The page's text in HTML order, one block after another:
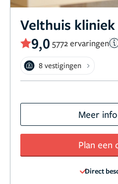
Velthuis kliniek
9,0 5772 ervaringen
8 vestigingen
Meer
Plan een
Direct